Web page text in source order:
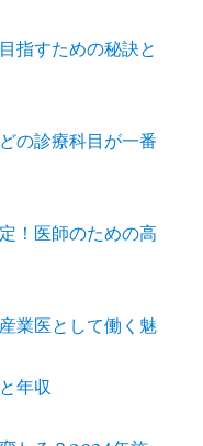
指すための秘訣と
の診療科目が一番
！医師のための高
業医として働く魅
年収